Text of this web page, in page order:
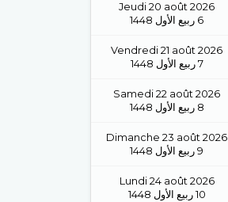
Jeudi 20 août 2026
1448 ربيع الأول 6
Vendredi 21 août 2026
1448 ربيع الأول 7
Samedi 22 août 2026
1448 ربيع الأول 8
Dimanche 23 août 2026
1448 ربيع الأول 9
Lundi 24 août 2026
1448 ربيع الأول 10